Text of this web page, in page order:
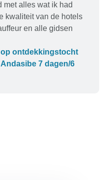
met alles wat ik had
kwaliteit van de hotels
en alle gidsen
op ontdekkingstocht
7 dagen/6